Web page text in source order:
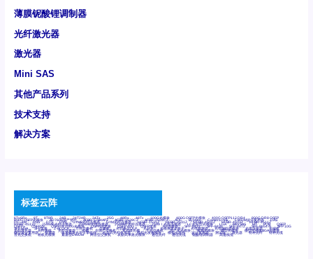
薄膜铌酸锂调制器
光纤激光器
激光器
Mini SAS
其他产品系列
技术支持
解决方案
标签云阵
6Tx6Rx 8T 8T8R 24R 24T24R 24Tx 25G 48Rx 48Tx 100G光模块 400G OSFP光模块 400G QSFP112 DR4 800G DR8 OSFP
800G OSFP光模块 AD7606国产替代 AFBR-57B4APZ AFBR-1528CZ AFBR-2528CZ AOC Bypass Camera Link CWDM波分复用器 DAS
DC~4M DSS DTS DVS GYMB光纤连接器 GYM光纤连接器 HFBR-1531Z HFBR-2531Z HFBR-4501Z HFBR-4503Z HFBR-4511Z
HFBR-4513Z J599A6光纤连接器 J599A8光电连接器 J599MT光纤连接器 J599Ⅰ光电连接器 LC超短型光模块 LGA Mini SAS MT POB QSFP
QSFP+ QSFP28 QSFP28 100G光模块 QSFP28笼座 QSFP 40G QSFP笼座 RP连接器 SFF-8431 SFF-8436 SFF-8472 SFF-8654 4i SFP 10G
SFP MSA SFP笼座 Z-BLOCK 万兆交换机 交换机 光切换仪OLP 光开关 光模块笼子座子 光电探测器 光电编码器模块 光电连接器 光端机
光纤激光器 光纤跳线 光纤连接器 光耦 全国产交换机 军品级光耦 千兆交换机 国产化光模块 射频光模块 微型光模块 微型可插拔BGA光模块
微型波分复用器 探测器 收发模块光学引擎组件 机架式光纤收发器 模拟光发射模块 模拟光器件 波分复用器 测试版 激光器 特种光纤 特种光缆
百兆交换机 相机光模块 紧凑型DWDM 网管型交换机 表贴式单路光模块 通信光纤 通信光缆 铌酸锂调制器 高速线缆